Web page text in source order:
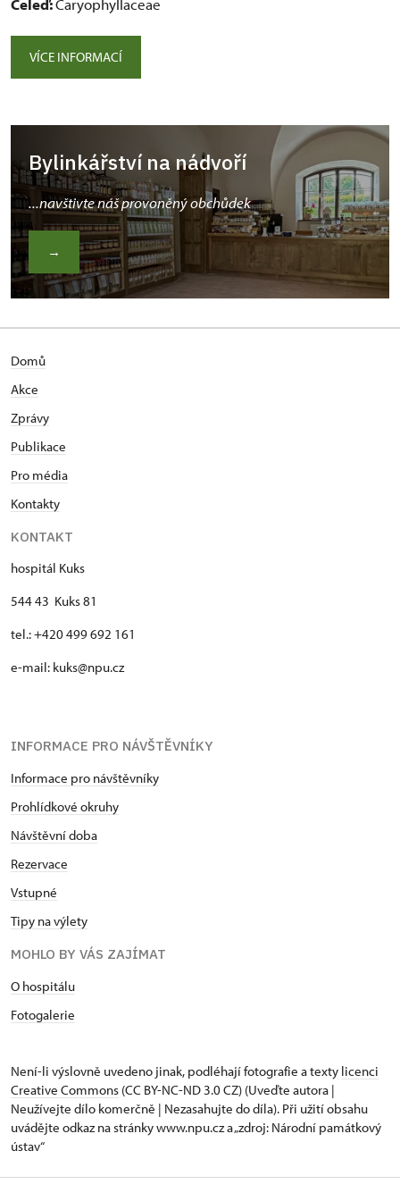
Čeleď:Caryophyllaceae
VÍCE INFORMACÍ
Bylinkářství na nádvoří
...navštivte náš provoněný obchůdek
→
Domů
Akce
Zprávy
Publikace
Pro média
Kontakty
KONTAKT
hospitál Kuks
544 43 Kuks 81
tel.: +420 499 692 161
e-mail: kuks@npu.cz
INFORMACE PRO NÁVŠTĚVNÍKY
Informace pro návštěvníky
Prohlídkové okruhy
Návštěvní doba
Rezervace
Vstupné
Tipy na výlety
MOHLO BY VÁS ZAJÍMAT
O hospitálu
Fotogalerie
Není-li výslovně uvedeno jinak, podléhají fotografie a texty licenci
Creative Commons (CC BY-NC-ND 3.0 CZ) (Uveďte autora |
Neužívejte dílo komerčně | Nezasahujte do díla). Při užití obsahu
uvádějte odkaz na stránky www.npu.cz a „zdroj: Národní památkový
ústav“